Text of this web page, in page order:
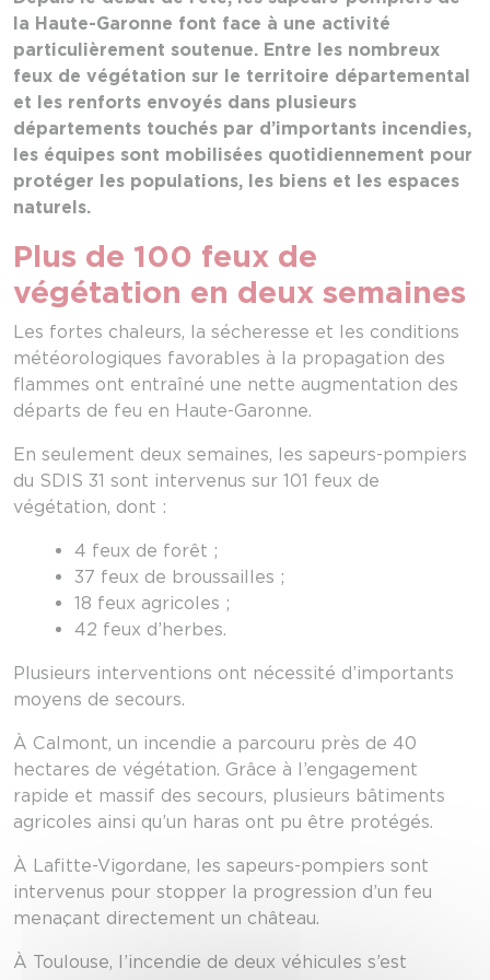
la Haute-Garonne font face à une activité
particulièrement soutenue. Entre les nombreux
feux de végétation sur le territoire départemental
et les renforts envoyés dans plusieurs
départements touchés par d’importants incendies,
les équipes sont mobilisées quotidiennement pour
protéger les populations, les biens et les espaces
naturels.
Plus de 100 feux de
végétation en deux semaines
Les fortes chaleurs, la sécheresse et les conditions
météorologiques favorables à la propagation des
flammes ont entraîné une nette augmentation des
départs de feu en Haute-Garonne.
En seulement deux semaines, les sapeurs-pompiers
du SDIS 31 sont intervenus sur 101 feux de
végétation, dont :
4 feux de forêt ;
37 feux de broussailles ;
18 feux agricoles ;
42 feux d’herbes.
Plusieurs interventions ont nécessité d’importants
moyens de secours.
À Calmont, un incendie a parcouru près de 40
hectares de végétation. Grâce à l’engagement
rapide et massif des secours, plusieurs bâtiments
agricoles ainsi qu’un haras ont pu être protégés.
À Lafitte-Vigordane, les sapeurs-pompiers sont
intervenus pour stopper la progression d’un feu
menaçant directement un château.
À Toulouse, l’incendie de deux véhicules s’est